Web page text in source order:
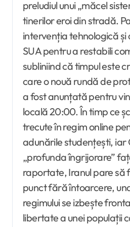
preludiul unui „măcel
tinerilor eroi din stradă.
intervenția tehnologică
SUA pentru a restabili
subliniind că timpul este
care o nouă rundă de
a fost anunțată pentru
locală 20:00. În timp ce
trecute în regim online
adunările studențești, iar
„profunda îngrijorare”
raportate, Iranul pare să
punct fără întoarcere,
regimului se izbește
libertate a unei populații